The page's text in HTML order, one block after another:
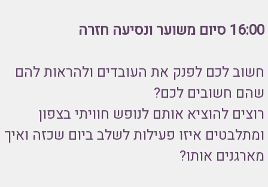
16:00 סיום משוער ונסיעה חזרה
חשוב לכם לפנק את העובדים ולהראות להם
שהם חשובים לכם?
רוצים להוציא אותם לנופש חוויתי בצפון
ומתלבטים איזו פעילות לשלב ביום שכזה ואיך
מארגנים אותו?